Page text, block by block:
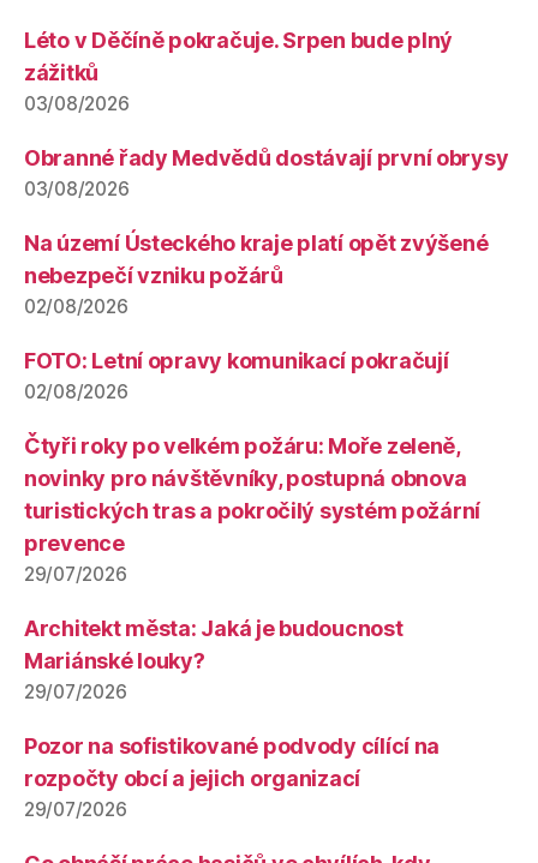
Léto v Děčíně pokračuje. Srpen bude plný
zážitků
03/08/2026
Obranné řady Medvědů dostávají první obrysy
03/08/2026
Na území Ústeckého kraje platí opět zvýšené
nebezpečí vzniku požárů
02/08/2026
FOTO: Letní opravy komunikací pokračují
02/08/2026
Čtyři roky po velkém požáru: Moře zeleně,
novinky pro návštěvníky, postupná obnova
turistických tras a pokročilý systém požární
prevence
29/07/2026
Architekt města: Jaká je budoucnost
Mariánské louky?
29/07/2026
Pozor na sofistikované podvody cílící na
rozpočty obcí a jejich organizací
29/07/2026